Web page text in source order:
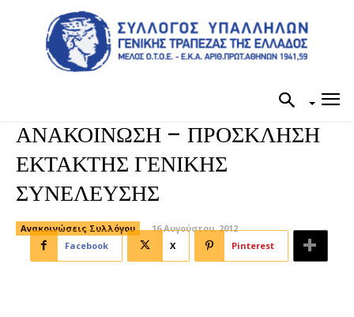
ΑΝΑΚΟΙΝΩΣΗ – ΠΡΟΣΚΛΗΣΗ
ΕΚΤΑΚΤΗΣ ΓΕΝΙΚΗΣ
ΣΥΝΕΛΕΥΣΗΣ
Ανακοινώσεις Συλλόγου
16 Αυγούστου, 2012
Facebook
X Pinterest